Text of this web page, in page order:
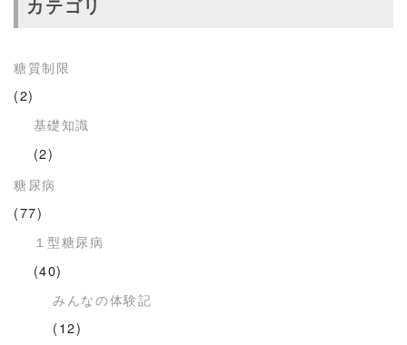
カテゴリ
糖質制限
(2)
基礎知識
(2)
糖尿病
(77)
１型糖尿病
(40)
みんなの体験記
(12)